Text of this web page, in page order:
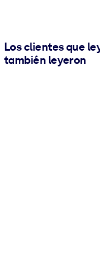
Los clientes que
también leyeron